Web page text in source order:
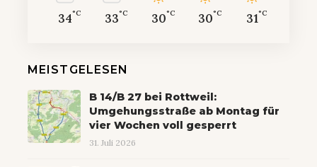
34°C 33°C 30°C 30°C 31°C
MEISTGELESEN
B 14/B 27 bei Rottweil:
Umgehungsstraße ab Montag für
vier Wochen voll gesperrt
31. Juli 2026